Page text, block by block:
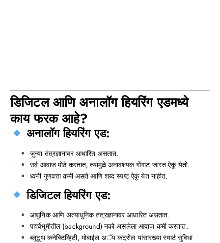
डिजिटल आणि अनालॉग हियरिंग एडमध्ये
काय फरक आहे?
अनालॉग हियरिंग एड:
जुन्या तंत्रज्ञानावर आधारित असतात.
सर्व आवाज मोठे करतात, त्यामुळे अनावश्यक गोंगाट जास्त ऐकू येतो.
ध्वनी गुणवत्ता कमी असते आणि शब्द स्पष्ट ऐकू येत नाहीत.
डिजिटल हियरिंग एड:
आधुनिक आणि अत्याधुनिक तंत्रज्ञानावर आधारित असतात.
पार्श्वभूमीतील (background) नको असलेला आवाज कमी करतात.
ब्लूटूथ कनेक्टिव्हिटी, मोबाईल अॅप कंट्रोल यांसारख्या स्मार्ट सुविधा